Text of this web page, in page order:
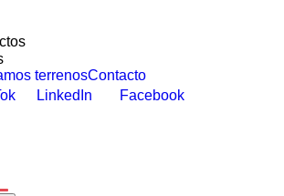
terrenosContacto
LinkedIn Facebook